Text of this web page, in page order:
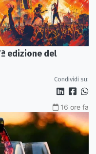
edizione del
Condividi su:
16 ore fa